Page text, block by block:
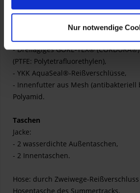
Nur notwendige
- Hosenträger sind separat erhältlich.
- Dreilagiges GORE-TEX®
(PTFE: Polytetrafluorethylen),
- YKK AquaSeal®-Reißverschlüsse,
- Innenfutter aus Mesh (antibakteriell
Polyamid.
Taschen
Jacke:
- 2 wasserdichte Außentaschen,
- 2 Innentaschen.
Hose: durch Zweiwege-
Hosentasche des Summertracks.